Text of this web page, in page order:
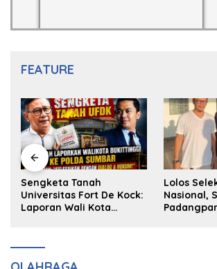
FEATURE
Sengketa Tanah
Universitas Fort De Kock:
Laporan Wali Kota
Lolos
Nasional,